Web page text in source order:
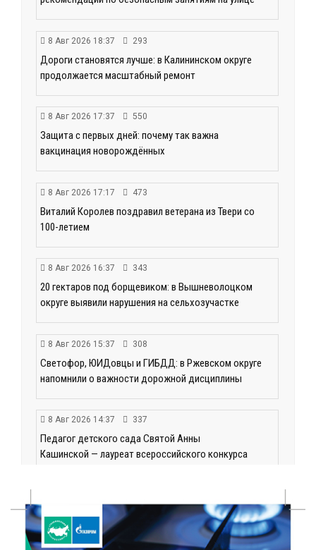
8 Авг 2026 18:37 293
Дороги становятся лучше: в Калининском округе
продолжается масштабный ремонт
8 Авг 2026 17:37 550
Защита с первых дней: почему так важна
вакцинация новорождённых
8 Авг 2026 17:17 473
Виталий Королев поздравил ветерана из Твери со
100-летием
8 Авг 2026 16:37 343
20 гектаров под борщевиком: в Вышневолоцком
округе выявили нарушения на сельхозучастке
8 Авг 2026 15:37 308
Светофор, ЮИДовцы и ГИБДД: в Ржевском округе
напомнили о важности дорожной дисциплины
8 Авг 2026 14:37 337
Педагог детского сада Святой Анны
Кашинской — лауреат всероссийского конкурса
Тверские экологи сняли на видео медвежий обед